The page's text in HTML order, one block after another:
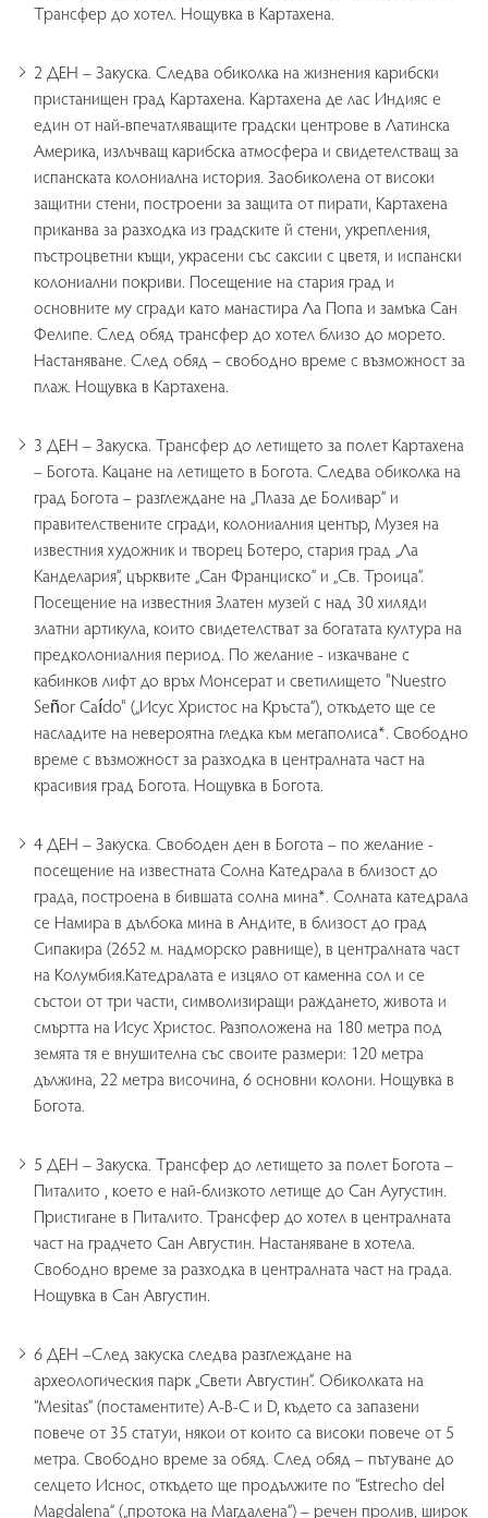
Трансфер до хотел. Нощувка в Картахена.
2 ДЕН – Закуска. Следва обиколка на жизнения карибски
пристанищен град Картахена. Картахена де лас Индияс е
един от най-впечатляващите градски центрове в Латинска
Америка, излъчващ карибска атмосфера и свидетелстващ за
испанската колониална история. Заобиколена от високи
защитни стени, построени за защита от пирати, Картахена
приканва за разходка из градските й стени, укрепления,
пъстроцветни къщи, украсени със саксии с цветя, и испански
колониални покриви. Посещение на стария град и
основните му сгради като манастира Ла Попa и замъка Сан
Фелипе. След обяд трансфер до хотел близо до морето.
Настаняване. След обяд – свободно време с възможност за
плаж. Нощувка в Картахена.
3 ДЕН – Закуска. Трансфер до летището за полет Картахена
– Богота. Кацане на летището в Богота. Следва обиколка на
град Богота – разглеждане на „Плаза де Боливар” и
правителствените сгради, колониалния център, Музея на
известния художник и творец Ботеро, стария град „Ла
Канделария”, църквите „Сан Франциско” и „Св. Троица”.
Посещение на известния Златен музей с над 30 хиляди
златни артикула, които свидетелстват за богатата култура на
предколониалния период. По желание - изкачване с
кабинков лифт до връх Монсерат и светилището "Nuestro
Señor Caído" („Исус Христос на Кръста”), откъдето ще се
насладите на невероятна гледка към мегаполиса*. Свободно
време с възможност за разходка в централната част на
красивия град Богота. Нощувка в Богота.
4 ДЕН – Закуска. Свободен ден в Богота – по желание -
посещение на известната Солна Катедрала в близост до
града, построена в бившата солна мина*. Солната катедрала
се Намира в дълбока мина в Андите, в близост до град
Сипакира (2652 м. надморско равнище), в централната част
на Колумбия.Катедралата е изцяло от каменна сол и се
състои от три части, символизиращи раждането, живота и
смъртта на Исус Христос. Разположена на 180 метра под
земята тя е внушителна със своите размери: 120 метра
дължина, 22 метра височина, 6 основни колони. Нощувка в
Богота.
5 ДЕН – Закуска. Трансфер до летището за полет Богота –
Питалито , което е най-близкото летище до Сан Аугустин.
Пристигане в Питалито. Трансфер до хотел в централната
част на градчето Сан Августин. Настаняване в хотела.
Свободно време за разходка в централната част на града.
Нощувка в Сан Августин.
6 ДЕН –След закуска следва разглеждане на
археологическия парк „Свети Августин”. Обиколката на
“Mesitas” (постаментите) A-B-C и D, където са запазени
повече от 35 статуи, някои от които са високи повече от 5
метра. Свободно време за обяд. След обяд – пътуване до
селцето Иснос, откъдето ще продължите по “Estrecho del
Magdalena” („протока на Магдалена”) – речен пролив, широк